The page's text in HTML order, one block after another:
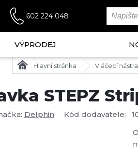
602 224 048
VÝPRODEJ
Hlavní stránka Vláčecí
STEPZ
Delphin Kód dodavatele: